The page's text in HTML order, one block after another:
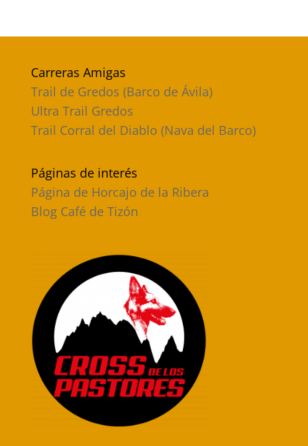
Carreras Amigas
Trail de Gredos (Barco de Ávila)
Ultra Trail Gredos
Trail Corral del Diablo (Nava del Barco)
Páginas de interés
Página de Horcajo de la Ribera
Blog Café de Tizón